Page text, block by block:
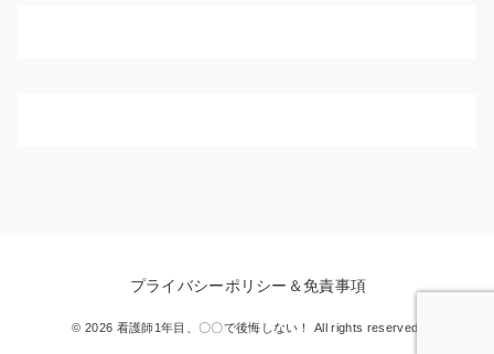
プライバシーポリシー＆免責事項
© 2026 看護師1年目、〇〇で後悔しない！ All rights reserved.